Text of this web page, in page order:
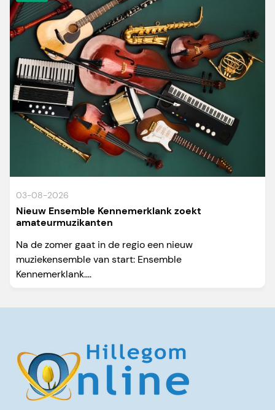
03-08-2026
Nieuw Ensemble Kennemerklank zoekt
amateurmuzikanten
Na de zomer gaat in de regio een nieuw
muziekensemble van start: Ensemble
Kennemerklank....